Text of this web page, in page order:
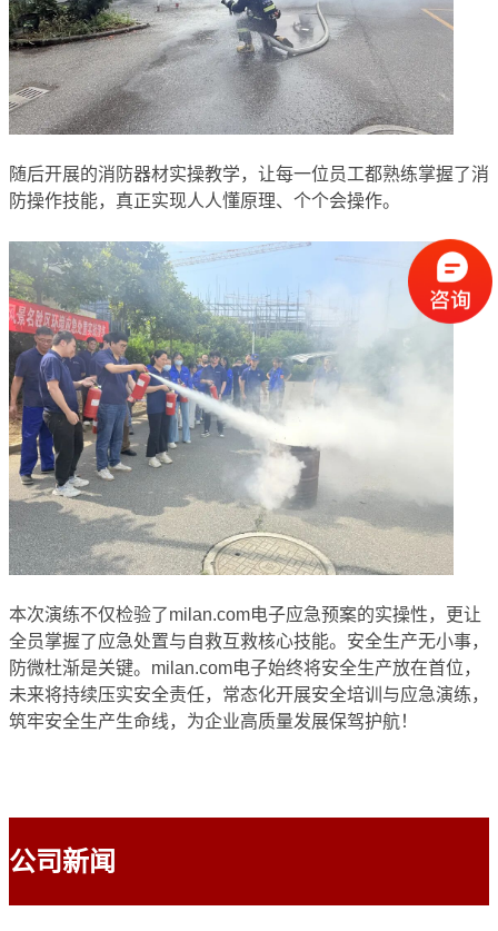
随后开展的消防器材实操教学，让每一位员工都熟练掌握了消
防操作技能，真正实现人人懂原理、个个会操作。
本次演练不仅检验了milan.com电子应急预案的实操性，更让
全员掌握了应急处置与自救互救核心技能。安全生产无小事，
防微杜渐是关键。milan.com电子始终将安全生产放在首位，
未来将持续压实安全责任，常态化开展安全培训与应急演练，
筑牢安全生产生命线，为企业高质量发展保驾护航！
公司新闻